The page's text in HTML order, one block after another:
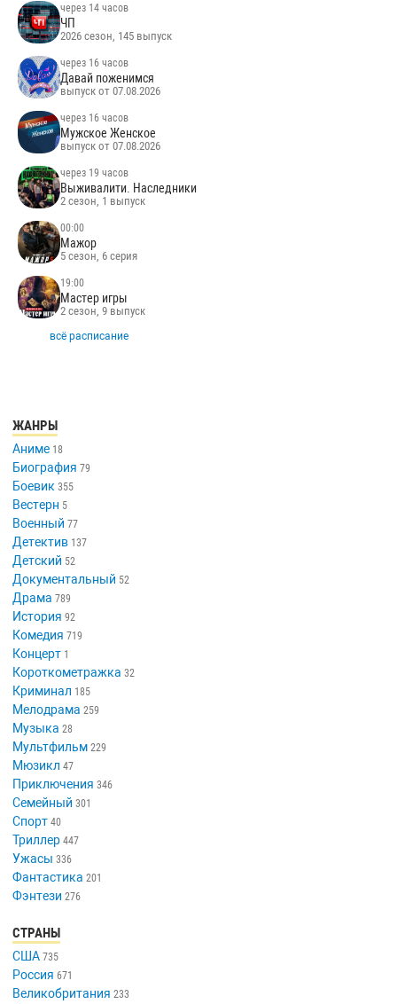
через 14 часов
ЧП
2026 сезон, 145 выпуск
через 16 часов
Давай поженимся
выпуск от 07.08.2026
через 16 часов
Мужское Женское
выпуск от 07.08.2026
через 19 часов
Выживалити. Наследники
2 сезон, 1 выпуск
00:00
Мажор
5 сезон, 6 серия
19:00
Мастер игры
2 сезон, 9 выпуск
всё расписание
ЖАНРЫ
Аниме 18
Биография 79
Боевик 355
Вестерн 5
Военный 77
Детектив 137
Детский 52
Документальный 52
Драма 789
История 92
Комедия 719
Концерт 1
Короткометражка 32
Криминал 185
Мелодрама 259
Музыка 28
Мультфильм 229
Мюзикл 47
Приключения 346
Семейный 301
Спорт 40
Триллер 447
Ужасы 336
Фантастика 201
Фэнтези 276
СТРАНЫ
США 735
Россия 671
Великобритания 233